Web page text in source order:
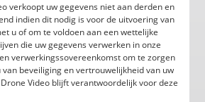
verkoopt uw gegevens niet aan derden en
indien dit nodig is voor de uitvoering van
u of om te voldoen aan een wettelijke
die uw gegevens verwerken in onze
verwerkingssovereenkomst om te zorgen
beveiliging en vertrouwelijkheid van uw
Video blijft verantwoordelijk voor deze